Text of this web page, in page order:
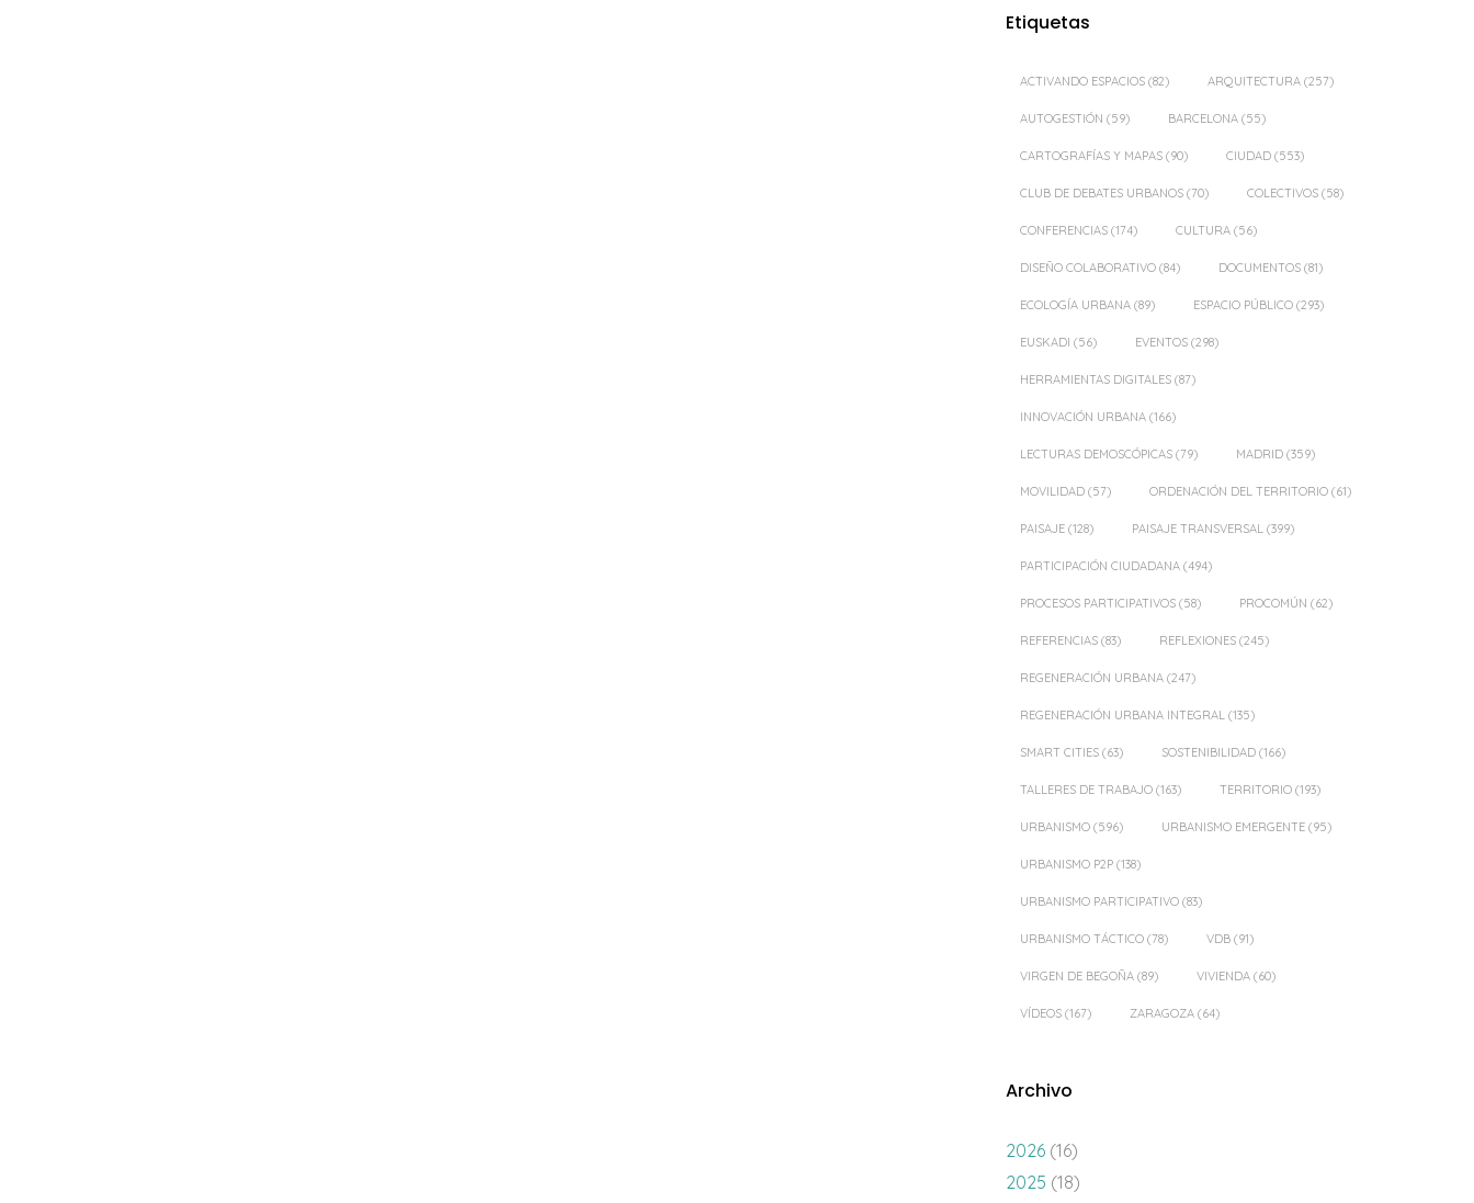
Etiquetas
ACTIVANDO ESPACIOS (82) ARQUITECTURA (257)
AUTOGESTIÓN (59) BARCELONA (55)
CARTOGRAFÍAS Y MAPAS (90) CIUDAD (553)
CLUB DE DEBATES URBANOS (70) COLECTIVOS (58)
CONFERENCIAS (174) CULTURA (56)
DISEÑO COLABORATIVO (84) DOCUMENTOS (81)
ECOLOGÍA URBANA (89) ESPACIO PÚBLICO (293)
EUSKADI (56) EVENTOS (298)
HERRAMIENTAS DIGITALES (87)
INNOVACIÓN URBANA (166)
LECTURAS DEMOSCÓPICAS (79) MADRID (359)
MOVILIDAD (57) ORDENACIÓN DEL TERRITORIO (61)
PAISAJE (128) PAISAJE TRANSVERSAL (399)
PARTICIPACIÓN CIUDADANA (494)
PROCESOS PARTICIPATIVOS (58) PROCOMÚN (62)
REFERENCIAS (83) REFLEXIONES (245)
REGENERACIÓN URBANA (247)
REGENERACIÓN URBANA INTEGRAL (135)
SMART CITIES (63) SOSTENIBILIDAD (166)
TALLERES DE TRABAJO (163) TERRITORIO (193)
URBANISMO (596) URBANISMO EMERGENTE (95)
URBANISMO P2P (138)
URBANISMO PARTICIPATIVO (83)
URBANISMO TÁCTICO (78) VDB (91)
VIRGEN DE BEGOÑA (89) VIVIENDA (60)
VÍDEOS (167) ZARAGOZA (64)
Archivo
2026 (16)
2025 (18)